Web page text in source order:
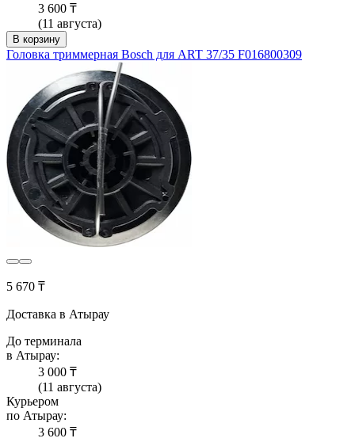
3 600 ₸
(11 августа)
В корзину
Головка триммерная Bosch для ART 37/35 F016800309
5 670 ₸
Доставка в Атырау
До терминала
в Атырау:
3 000 ₸
(11 августа)
Курьером
по Атырау:
3 600 ₸